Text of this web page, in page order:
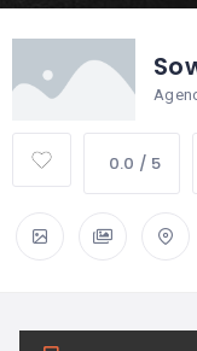
0.0 / 5